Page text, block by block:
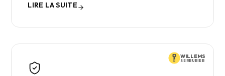
LIRE LA SUITE
WILLEMS
SERRURIER